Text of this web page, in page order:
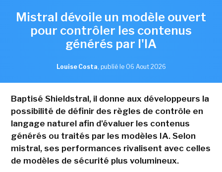
Mistral dévoile un modèle ouvert
pour contrôler les contenus
générés par l'IA
Louise Costa, publié le 06 Aout 2026
Baptisé Shieldstral, il donne aux développeurs la
possibilité de définir des règles de contrôle en
langage naturel afin d'évaluer les contenus
générés ou traités par les modèles IA. Selon
mistral, ses performances rivalisent avec celles
de modèles de sécurité plus volumineux.